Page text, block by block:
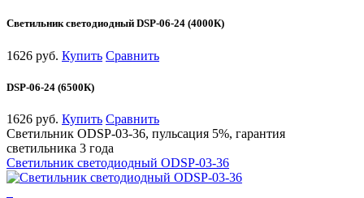
Светильник светодиодный DSP-06-24 (4000К)
1626 руб. Купить Сравнить
DSP-06-24 (6500К)
1626 руб. Купить Сравнить
Светильник ODSP-03-36, пульсация 5%, гарантия
светильника 3 года
Светильник светодиодный ODSP-03-36